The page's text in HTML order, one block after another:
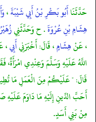
حَدَّثَنَاأَبُو بَكْرِ بْنُ أَبِي شَيْبَةَ،
هِشَامِ بْنِ عُرْوَةَ. ح وَحَدَّثَنِي
، عَنْهِشَامٍ، قَالَ: أَخْبَرَنِيأَبِي،
اللَّهُ عَلَيْهِ وَسَلَّمَ وَعِنْدِي امْرَأَةٌ،
قَالَ: " عَلَيْكُمْ مِنَ الْعَمَلِ مَا
أَحَبَّ الدِّينِ إِلَيْهِ مَا دَاوَمَ عَلَيْهِ
مِنْ بَنِي أَسَدٍ.